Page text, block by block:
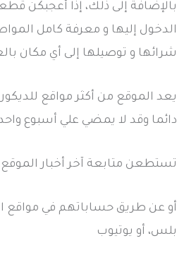
بالإضافة إلى ذلك، إذا أعجبكن
الدخول إليها و معرفة كامل
شرائها و توصيلها إلى أي مكان
يعد الموقع من أكثر مواقع
دائما وقد لا يمضي علي أسبوع واحد
تستطعن متابعة آخر أخبار
أو عن طريق حساباتهم في مواقع
بلس، أو يوتيوب